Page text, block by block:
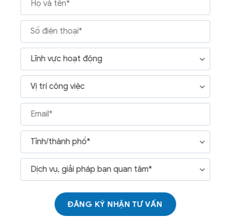
ĐĂNG KÝ NHẬN TƯ VẤN